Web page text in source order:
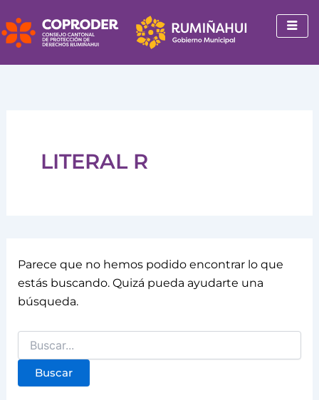
al
contenido
LITERAL R
Parece que no hemos podido encontrar lo que
estás buscando. Quizá pueda ayudarte una
búsqueda.
por: